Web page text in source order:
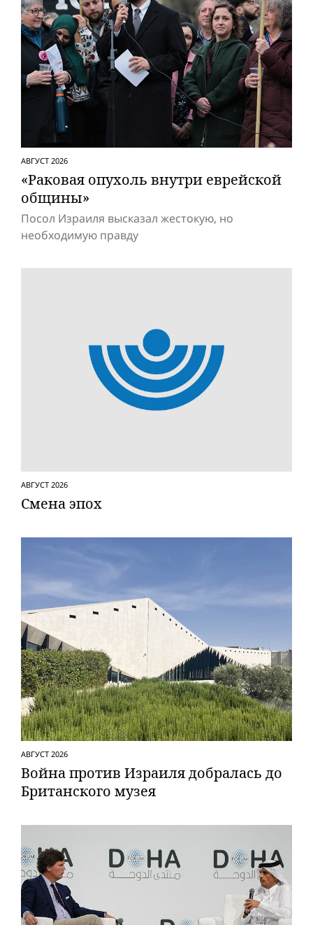
АВГУСТ 2026
«Раковая опухоль внутри еврейской
общины»
Посол Израиля высказал жестокую, но
необходимую правду
АВГУСТ 2026
Смена эпох
АВГУСТ 2026
Вой­на против Израиля добралась до
Британского музея